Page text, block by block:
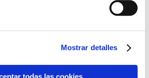
Mostrar detalles
todas las cookies
en base agua. En zonas de
proteger con placas, silestone,
en exceso dañaría el papel. Su
cola en la pared y tira en seco, sin
rápida y sencilla.